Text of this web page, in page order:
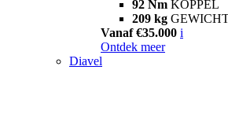
92 Nm KOPPEL
209 kg
Vanaf €35.000 i
Ontdek meer
Diavel